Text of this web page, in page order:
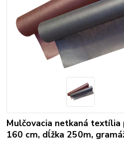
Mulčovacia netkaná textília
160 cm, dĺžka 250m,